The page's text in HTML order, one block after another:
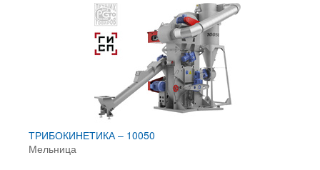
ТРИБОКИНЕТИКА – 10050
Мельница